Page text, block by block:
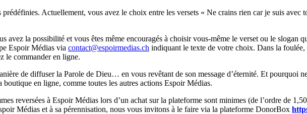
Actuellement, vous avez le choix entre les versets « Ne crains rien car je suis avec
avez la possibilité et vous êtes même encouragés à choisir vous-même le verset ou le slogan
Espoir Médias via contact@espoirmedias.ch indiquant le texte de votre choix. Dans la foulée,
le commander en ligne.
de diffuser la Parole de Dieu… en vous revêtant de son message d’éternité. Et pourquoi
en ligne, comme toutes les autres actions Espoir Médias.
reversées à Espoir Médias lors d’un achat sur la plateforme sont minimes (de l’ordre de
Médias et à sa pérennisation, nous vous invitons à le faire via la plateforme DonorBox